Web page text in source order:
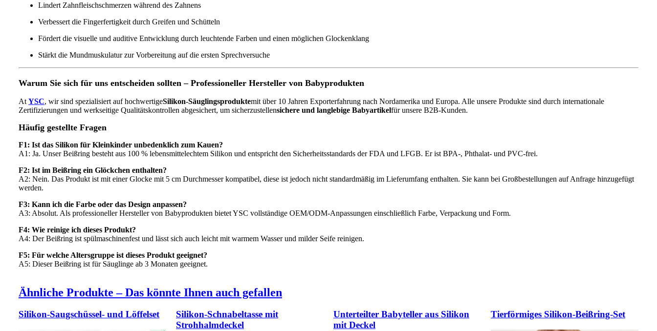
Lindert Zahnfleischschmerzen während des Zahnens
Verbessert die Fingerfertigkeit durch Greifen und Schütteln
Fördert die visuelle und auditive Entwicklung durch leuchtende Farben und einen möglichen Glockenklang
Stärkt die Mundmuskulatur zur Vorbereitung auf die ersten Sprechversuche
Warum Sie sich für uns entscheiden sollten – Professioneller Hersteller von Babyprodukten
AtYSC, wir sind spezialisiert auf hochwertigeSilikon-Säuglingsproduktemit über 10 Jahren Exporterfahrung nach Nordamerika und Europa. Alle unsere Produkte sind durch internationale
Zertifizierungen und werkseitige Qualitätskontrollen abgesichert, um sicherzustellensichere und langlebige Babyartikelfür unsere B2B-Kunden.
Häufig gestellte Fragen
F1: Ist das Silikon für Kleinkinder unbedenklich zum Kauen?
A1: Ja. Unser Beißring besteht aus 100 % lebensmittelechtem Silikon und entspricht den Sicherheitsstandards der FDA und LFGB. Er ist BPA-, Phthalat- und PVC-frei.
F2: Ist im Beißring ein Glöckchen enthalten?
A2: Nein. Das Produkt ist mit einer Glocke mit 5 cm Durchmesser kompatibel, diese ist jedoch nicht standardmäßig im Lieferumfang enthalten. Sie kann bei Großbestellungen auf Anfrage hinzugefügt
werden.
F3: Kann ich die Farbe oder das Design anpassen?
A3: Absolut. Als professioneller Hersteller von Babyprodukten bietet YSC vollständige OEM/ODM-Anpassungen einschließlich Farbe, Verpackung und Form.
F4: Wie reinige ich dieses Produkt?
A4: Der Beißring ist spülmaschinenfest und lässt sich auch leicht mit warmem Wasser und milder Seife reinigen.
F5: Für welche Altersgruppe ist dieses Produkt geeignet?
A5: Dieser Beißring ist für Säuglinge ab 3 Monaten geeignet.
Ähnliche Produkte – Das könnte Ihnen auch gefallen
Silikon-Saugschüssel- und Löffelset
Silikon-Schnabeltasse mit
Strohhalmdeckel
Unterteilter Babyteller aus Silikon
mit Deckel
Tierförmiges Silikon-Beißring-Set